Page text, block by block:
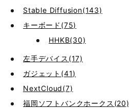
Stable Diffusion(143)
キーボード(75)
HHKB(30)
左手デバイス(17)
ガジェット(41)
NextCloud(7)
福岡ソフトバンクホークス(20)